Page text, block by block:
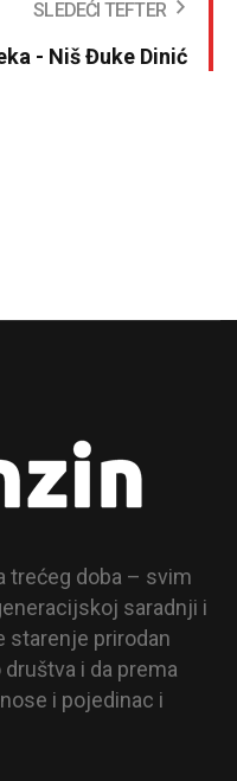
SLEDEĆI TEFTER
- Niš Đuke Dinić
trećeg doba – svim
saradnji i
starenje prirodan
i da prema
i pojedinac i